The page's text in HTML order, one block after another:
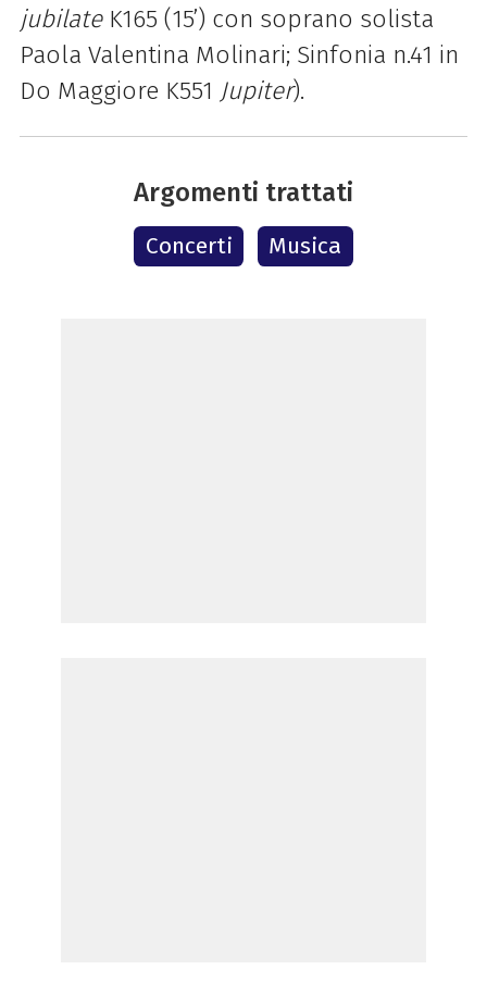
jubilateK165 (15’) con soprano solista
Paola Valentina Molinari; Sinfonia n.41 in
Do Maggiore K551 Jupiter).
Argomenti trattati
Concerti Musica